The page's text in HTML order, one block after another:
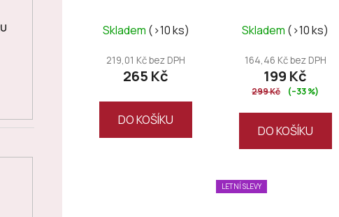
Skladem (>10 ks)
219,01 Kč bez DPH
265 Kč
DO KOŠÍKU
Skladem (>10 ks)
164,46 Kč bez DPH
199 Kč
299 Kč (–33 %)
DO KOŠÍKU
LETNÍ SLEVY